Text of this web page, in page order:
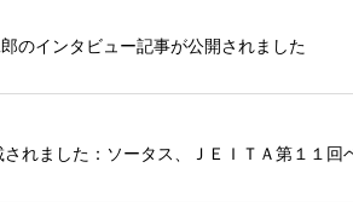
のインタビュー記事が公開されました
れました：ソータス、ＪＥＩＴＡ第１１回